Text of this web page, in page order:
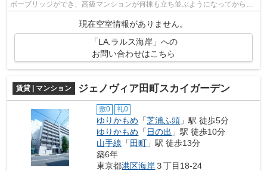
ボーブリッジができ、高級マンションが何棟も立ち並ぶようになってから
現在空室情報がありません。
「LA.ラルス海岸」への
お問い合わせはこちら
賃貸 | マンション ジェノヴィア田町スカイガーデン
敷0 礼0
ゆりかもめ 「芝浦ふ頭 」駅 徒歩5分
ゆりかもめ 「 日の出 」駅 徒歩10分
山手線 「 田町 」駅 徒歩13分
築6年
東京都港区海岸３丁目18-24